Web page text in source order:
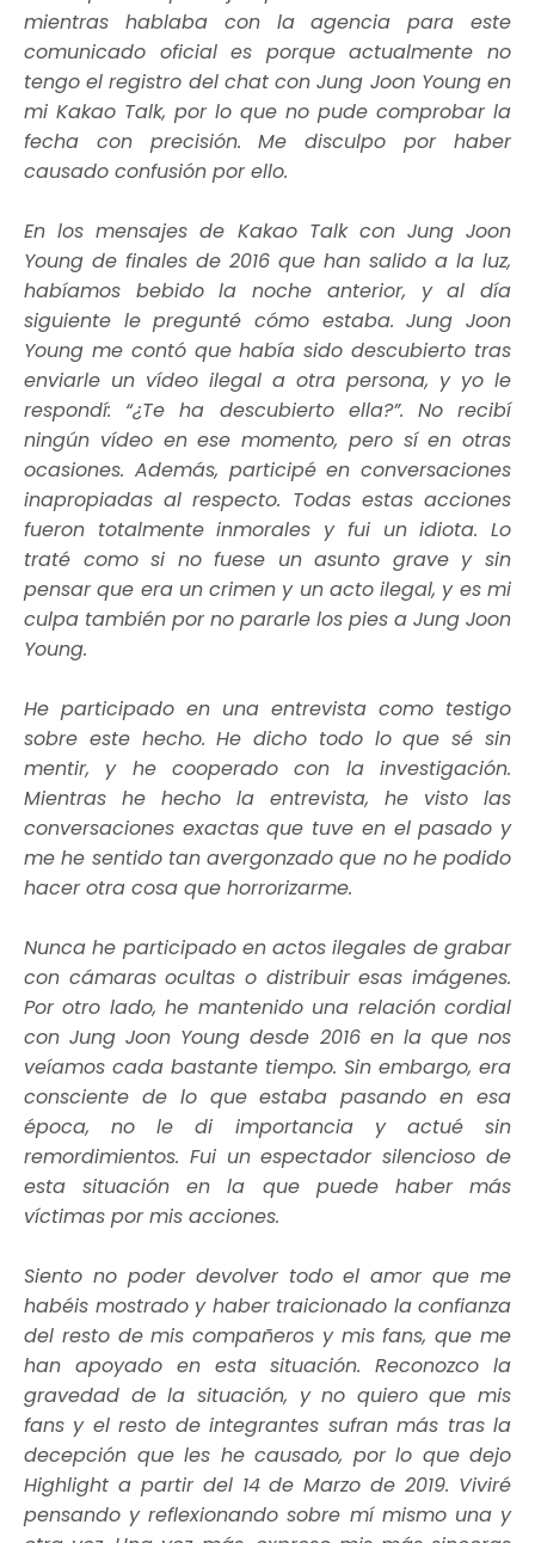
mientras hablaba con la agencia para este
comunicado oficial es porque actualmente no
tengo el registro del chat con Jung Joon Young en
mi Kakao Talk, por lo que no pude comprobar la
fecha con precisión. Me disculpo por haber
causado confusión por ello.
En los mensajes de Kakao Talk con Jung Joon
Young de finales de 2016 que han salido a la luz,
habíamos bebido la noche anterior, y al día
siguiente le pregunté cómo estaba. Jung Joon
Young me contó que había sido descubierto tras
enviarle un vídeo ilegal a otra persona, y yo le
respondí: “¿Te ha descubierto ella?”. No recibí
ningún vídeo en ese momento, pero sí en otras
ocasiones. Además, participé en conversaciones
inapropiadas al respecto. Todas estas acciones
fueron totalmente inmorales y fui un idiota. Lo
traté como si no fuese un asunto grave y sin
pensar que era un crimen y un acto ilegal, y es mi
culpa también por no pararle los pies a Jung Joon
Young.
He participado en una entrevista como testigo
sobre este hecho. He dicho todo lo que sé sin
mentir, y he cooperado con la investigación.
Mientras he hecho la entrevista, he visto las
conversaciones exactas que tuve en el pasado y
me he sentido tan avergonzado que no he podido
hacer otra cosa que horrorizarme.
Nunca he participado en actos ilegales de grabar
con cámaras ocultas o distribuir esas imágenes.
Por otro lado, he mantenido una relación cordial
con Jung Joon Young desde 2016 en la que nos
veíamos cada bastante tiempo. Sin embargo, era
consciente de lo que estaba pasando en esa
época, no le di importancia y actué sin
remordimientos. Fui un espectador silencioso de
esta situación en la que puede haber más
víctimas por mis acciones.
Siento no poder devolver todo el amor que me
habéis mostrado y haber traicionado la confianza
del resto de mis compañeros y mis fans, que me
han apoyado en esta situación. Reconozco la
gravedad de la situación, y no quiero que mis
fans y el resto de integrantes sufran más tras la
decepción que les he causado, por lo que dejo
Highlight a partir del 14 de Marzo de 2019. Viviré
pensando y reflexionando sobre mí mismo una y